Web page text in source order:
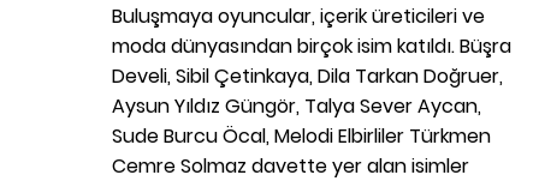
Buluşmaya oyuncular, içerik üreticileri ve
moda dünyasından birçok isim katıldı. Büşra
Develi, Sibil Çetinkaya, Dila Tarkan Doğruer,
Aysun Yıldız Güngör, Talya Sever Aycan,
Sude Burcu Öcal, Melodi Elbirliler Türkmen
Cemre Solmaz davette yer alan isimler